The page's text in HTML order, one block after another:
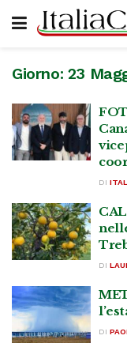
Giorno: 23
DI
DI
DI